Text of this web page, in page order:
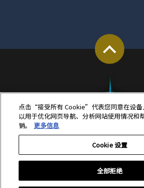
点击“接受所有 Cookie”代表您同意在设备
以用于优化网页导航、分析网站使用情况和
销。
更多信息
Cookie 设置
全部拒绝